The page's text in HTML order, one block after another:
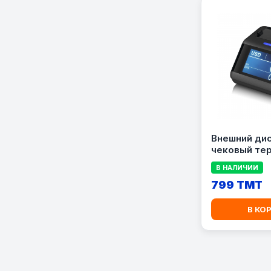
Внешний
чековый
Aneken P30
счетчика
В НАЛИЧИИ
799 TMT
В